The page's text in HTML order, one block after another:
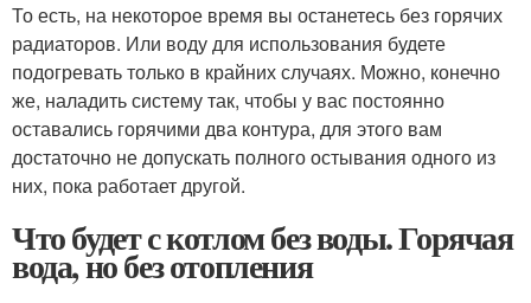
То есть, на некоторое время вы останетесь без горячих
радиаторов. Или воду для использования будете
подогревать только в крайних случаях. Можно, конечно
же, наладить систему так, чтобы у вас постоянно
оставались горячими два контура, для этого вам
достаточно не допускать полного остывания одного из
них, пока работает другой.
Что будет с котлом без воды. Горячая
вода, но без отопления